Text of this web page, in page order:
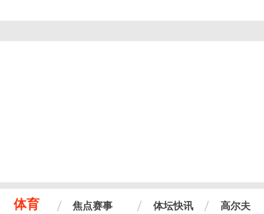
体育 焦点赛事 体坛快讯 高尔夫